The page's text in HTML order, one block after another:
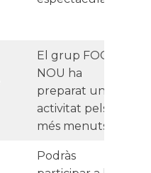
El grup FOC
NOU ha
preparat una
activitat pels
més menuts.
Podràs